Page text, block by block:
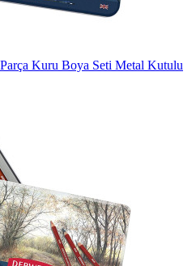
Kuru Boya Seti Metal Kutulu